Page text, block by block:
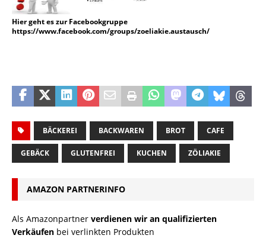
Hier geht es zur Facebookgruppe
https://www.facebook.com/groups/zoeliakie.austausch/
BÄCKEREI BACKWAREN BROT CAFE
GEBÄCK GLUTENFREI KUCHEN ZÖLIAKIE
AMAZON PARTNERINFO
Als Amazonpartner verdienen wir an qualifizierten
Verkäufen bei verlinkten Produkten